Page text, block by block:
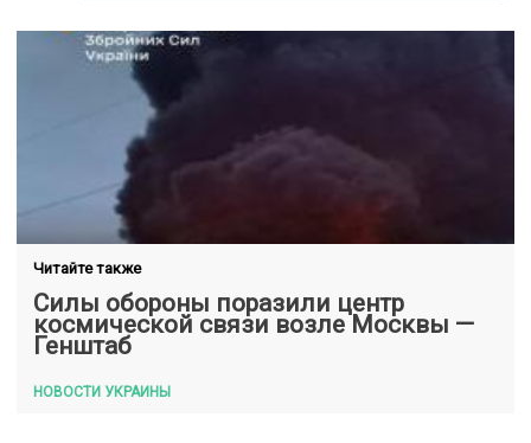
Читайте также
Силы обороны поразили центр
космической связи возле Москвы —
Генштаб
НОВОСТИ УКРАИНЫ